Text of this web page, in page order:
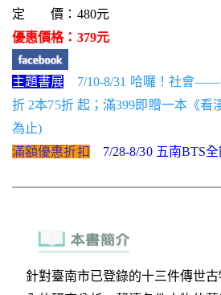
定 價：480元
優惠價格：379元
主題書展
7/10-8/31 哈囉！社會
折 2本75折 起；滿399即贈一本《看
為止)
滿額優惠折扣
7/28-8/30 五南BTS